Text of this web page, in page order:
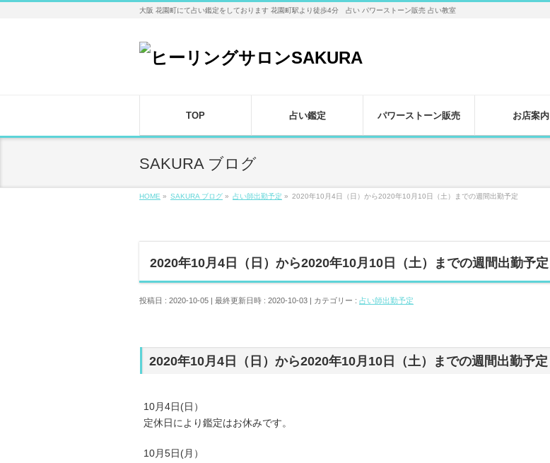
大阪 花園町にて占い鑑定をしております 花園町駅より徒歩4分 占い パワーストーン販売 占い教室
TOP 占い鑑定 パワーストーン販売 お店案内
SAKURA ブログ
HOME » SAKURA ブログ » 占い師出勤予定 » 2020年10月4日（日）から2020年10月10日（土）までの週間出勤予定
2020年10月4日（日）から2020年10月10日（土）までの週間出勤予定
投稿日 : 2020-10-05 最終更新日時 : 2020-10-03 カテゴリー : 占い師出勤予定
2020年10月4日（日）から2020年10月10日（土）までの週間出勤予定
10月4日(日）
定休日により鑑定はお休みです。
10月5日(月）